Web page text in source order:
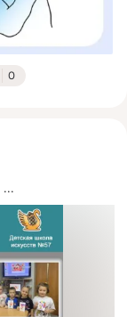
0
...